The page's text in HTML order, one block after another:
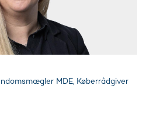
MDE, Køberrådgiver